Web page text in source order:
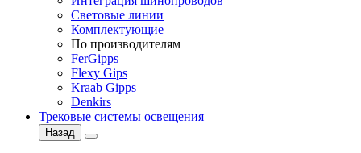
Световые линии
Комплектующие
По производителям
FerGipps
Flexy Gips
Kraab Gipps
Denkirs
Трековые системы освещения
Назад